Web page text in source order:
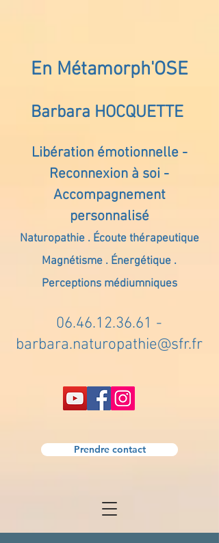
En Métamorph'OSE
Barbara HOCQUETTE
Libération émotionnelle -
Reconnexion à soi -
Accompagnement
personnalisé
Naturopathie . Écoute thérapeutique
Magnétisme . Énergétique .
Perceptions médiumniques
06.46.12.36.61 -
barbara.naturopathie@sfr.fr
Prendre contact